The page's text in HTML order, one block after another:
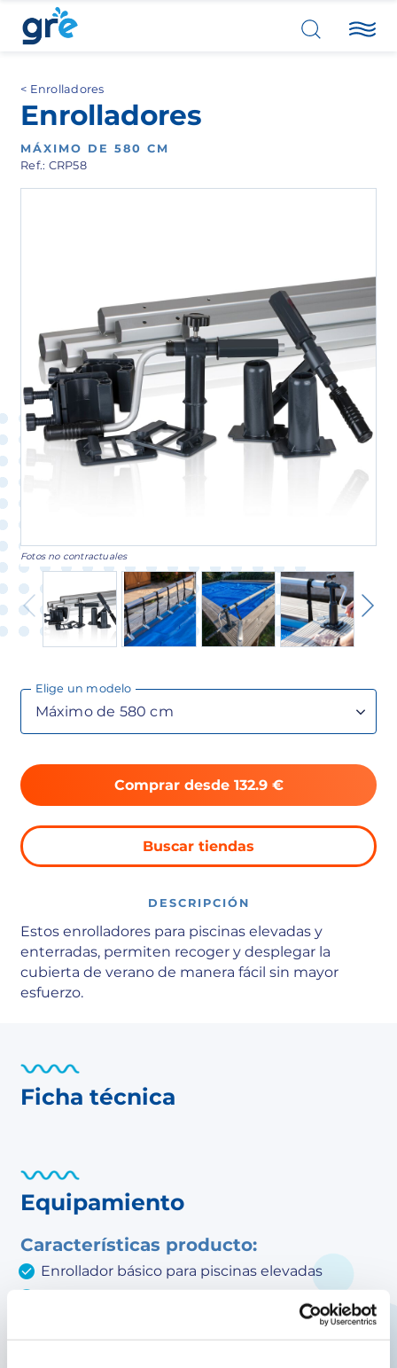
Enrolladores
Enrolladores
MÁXIMO DE 580 CM
Ref.: CRP58
Fotos no contractuales
Elige un modelo
Comprar desde 132.9 €
Buscar tiendas
DESCRIPCIÓN
Estos enrolladores para piscinas elevadas y
enterradas, permiten recoger y desplegar la
cubierta de verano de manera fácil sin mayor
esfuerzo.
Ficha técnica
Equipamiento
Características producto:
Enrollador básico para piscinas elevadas
El uso del enrollador permite colocar y retirar el
cobertor de burbujas con facilidad con la ayuda